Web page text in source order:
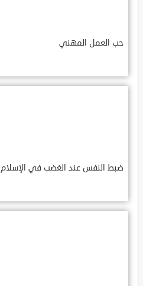
حب العمل المهني
ضبط النفس عند الغضب في الإسلام